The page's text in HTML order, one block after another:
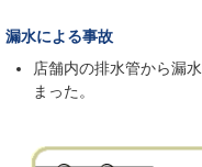
漏水による事故
店舗内の排水管から漏
まった。